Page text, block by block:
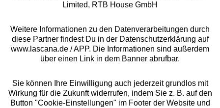
Limited, RTB House GmbH
Weitere Informationen zu den Datenverarbeitungen durch
diese Partner findest Du in der Datenschutzerklärung auf
www.lascana.de / APP. Die Informationen sind außerdem
über einen Link in dem Banner abrufbar.
Sie können Ihre Einwilligung auch jederzeit grundlos mit
Wirkung für die Zukunft widerrufen, indem Sie z. B. auf den
Button "Cookie-Einstellungen" im Footer der Website und